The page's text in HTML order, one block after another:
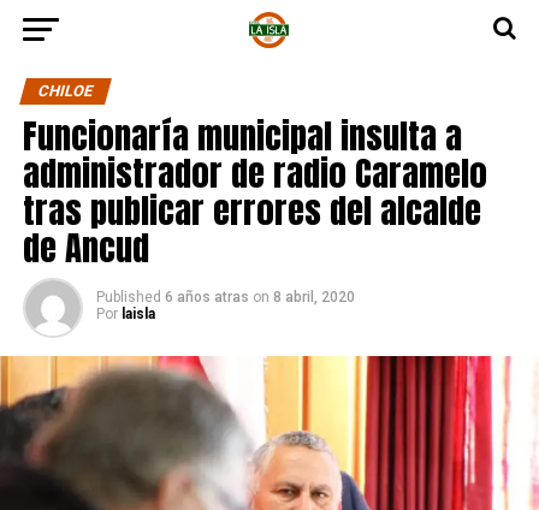
CHILOE
Funcionaría municipal insulta a
administrador de radio Caramelo
tras publicar errores del alcalde
de Ancud
Published 6 años atras on 8 abril, 2020
Por laisla